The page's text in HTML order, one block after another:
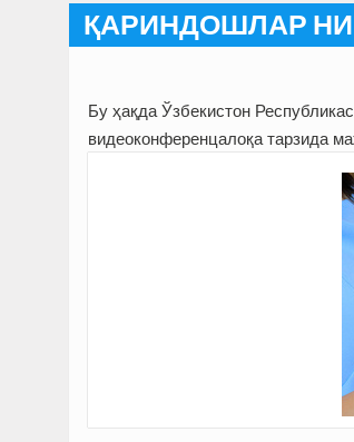
ҚАРИНДОШЛАР
Бу ҳақда Ўзбекистон
видеоконференцалоқа тарзида